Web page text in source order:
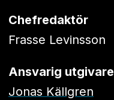
Chefredaktör
Frasse Levinsson
Ansvarig utgivare
Jonas Källgren